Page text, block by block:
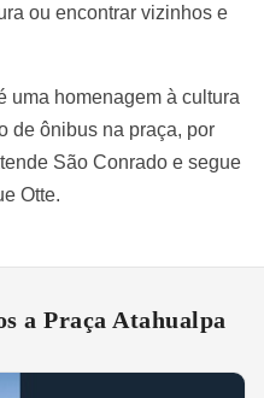
ou encontrar vizinhos e
uma homenagem à cultura
de ônibus na praça, por
São Conrado e segue
Otte.
a Praça Atahualpa